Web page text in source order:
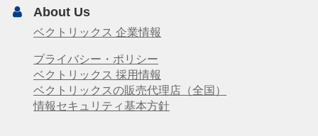
About Us
ベクトリックス 企業情報
プライバシー・ポリシー
ベクトリックス 採用情報
ベクトリックスの販売代理店（全国）
情報セキュリティ基本方針